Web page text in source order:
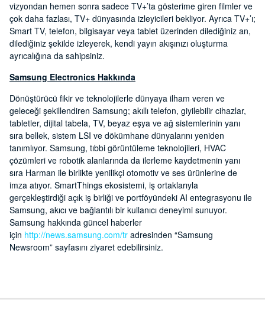
vizyondan hemen sonra sadece TV+’ta gösterime giren filmler ve
çok daha fazlası, TV+ dünyasında izleyicileri bekliyor. Ayrıca TV+’ı;
Smart TV, telefon, bilgisayar veya tablet üzerinden dilediğiniz an,
dilediğiniz şekilde izleyerek, kendi yayın akışınızı oluşturma
ayrıcalığına da sahipsiniz.
Samsung Electronics Hakkında
Dönüştürücü fikir ve teknolojilerle dünyaya ilham veren ve
geleceği şekillendiren Samsung; akıllı telefon, giyilebilir cihazlar,
tabletler, dijital tabela, TV, beyaz eşya ve ağ sistemlerinin yanı
sıra bellek, sistem LSI ve dökümhane dünyalarını yeniden
tanımlıyor. Samsung, tıbbi görüntüleme teknolojileri, HVAC
çözümleri ve robotik alanlarında da ilerleme kaydetmenin yanı
sıra Harman ile birlikte yenilikçi otomotiv ve ses ürünlerine de
imza atıyor. SmartThings ekosistemi, iş ortaklarıyla
gerçekleştirdiği açık iş birliği ve portföyündeki AI entegrasyonu ile
Samsung, akıcı ve bağlantılı bir kullanıcı deneyimi sunuyor.
Samsung hakkında güncel haberler
için http://news.samsung.com/tr adresinden “Samsung
Newsroom” sayfasını ziyaret edebilirsiniz.